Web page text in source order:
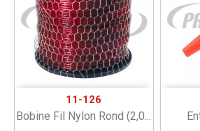
11-126
Bobine Fil Nylon Rond (2,0...